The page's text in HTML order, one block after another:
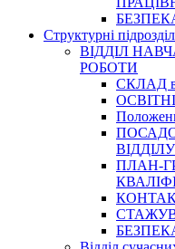
Структурні
ВІДДІЛ
РОБОТИ
СКЛАД
ВІДДІЛУ
ПЛАН-